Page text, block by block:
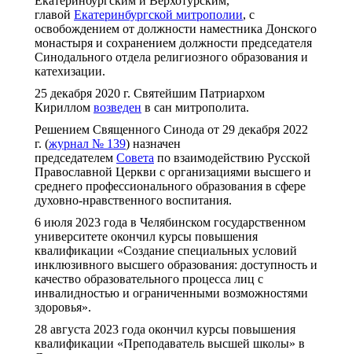
главой Екатеринбургской митрополии, с
освобождением от должности наместника Донского
монастыря и сохранением должности председателя
Синодального отдела религиозного образования и
катехизации.
25 декабря 2020 г. Святейшим Патриархом
Кириллом возведен в сан митрополита.
Решением Священного Синода от 29 декабря 2022
г. (журнал № 139) назначен
председателем Совета по взаимодействию Русской
Православной Церкви с организациями высшего и
среднего профессионального образования в сфере
духовно-нравственного воспитания.
6 июля 2023 года в Челябинском государственном
университете окончил курсы повышения
квалификации «Создание специальных условий
инклюзивного высшего образования: доступность и
качество образовательного процесса лиц с
инвалидностью и ограниченными возможностями
здоровья».
28 августа 2023 года окончил курсы повышения
квалификации «Преподаватель высшей школы» в